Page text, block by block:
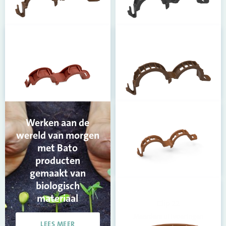
Clip 14
Meerdere uitvoeringen
Clip 15
Meerdere uitvoeringen
Clip 19
Meerdere uitvoeringen
Clip 21
Meerdere uitvoeringen
Werken aan de
wereld van morgen
met Bato
producten
gemaakt van
biologisch
materiaal
LEES MEER